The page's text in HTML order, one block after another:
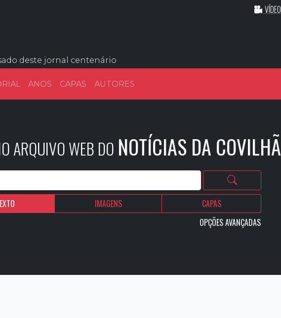
VÍDEO
deste jornal centenário
ANOS CAPAS AUTORES
ARQUIVO WEB DO NOTÍCIAS DA COVILHÃ
IMAGENS
CAPAS
OPÇÕES AVANÇADAS